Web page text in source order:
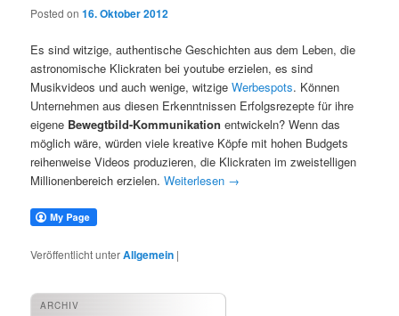
Posted on16. Oktober 2012
Es sind witzige, authentische Geschichten aus dem Leben, die
astronomische Klickraten bei youtube erzielen, es sind
Musikvideos und auch wenige, witzigeWerbespots. Können
Unternehmen aus diesen Erkenntnissen Erfolgsrezepte für ihre
eigene Bewegtbild-Kommunikation entwickeln? Wenn das
möglich wäre, würden viele kreative Köpfe mit hohen Budgets
reihenweise Videos produzieren, die Klickraten im zweistelligen
Millionenbereich erzielen.Weiterlesen →
Veröffentlicht unterAllgemein |
ARCHIV